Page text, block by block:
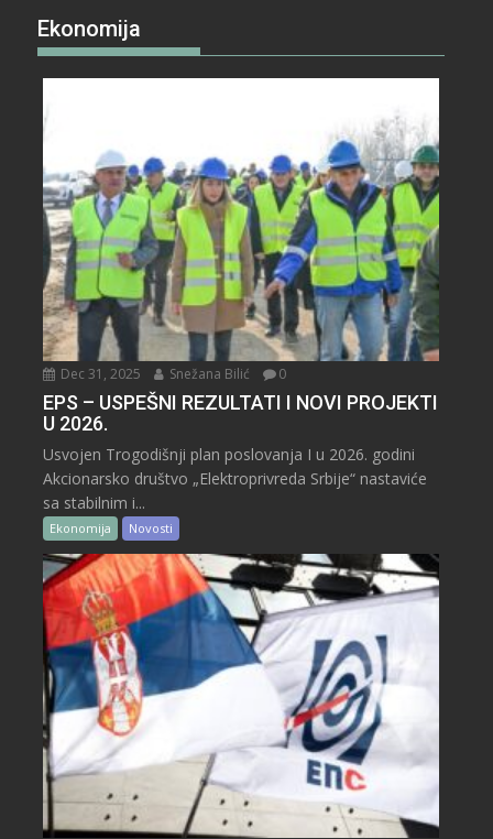
Ekonomija
Dec 31, 2025 Snežana Bilić 0
EPS – USPEŠNI REZULTATI I NOVI PROJEKTI
U 2026.
Usvojen Trogodišnji plan poslovanja I u 2026. godini
Akcionarsko društvo „Elektroprivreda Srbije“ nastaviće
sa stabilnim i...
Ekonomija Novosti